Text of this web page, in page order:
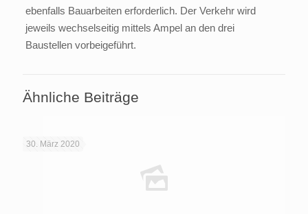
ebenfalls Bauarbeiten erforderlich. Der Verkehr wird
jeweils wechselseitig mittels Ampel an den drei
Baustellen vorbeigeführt.
Ähnliche Beiträge
30. März 2020